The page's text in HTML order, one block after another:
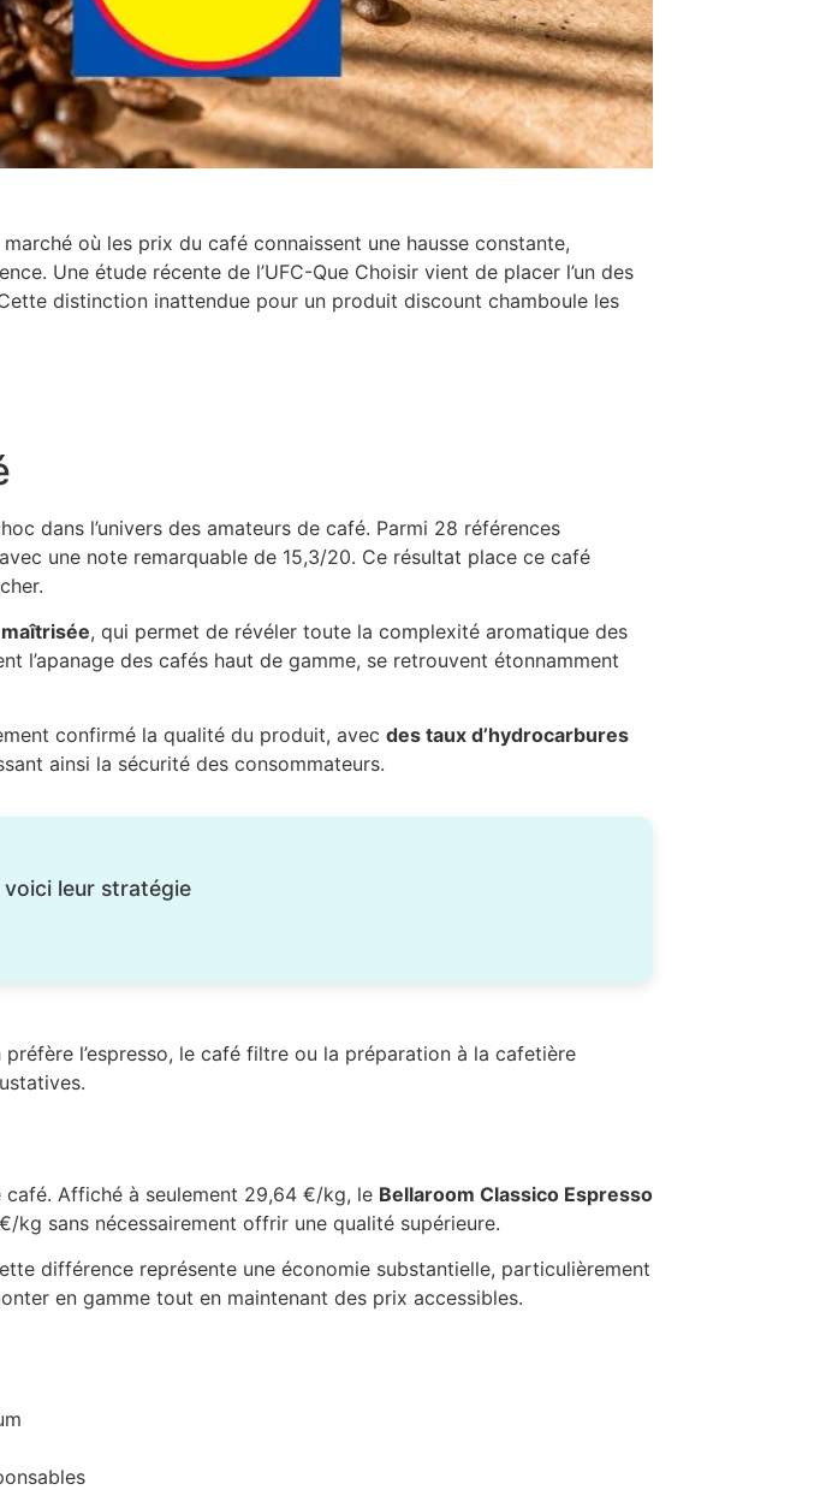
où les prix du café connaissent une hausse constante,
Une étude récente de l’UFC-Que Choisir vient de placer l’un des
distinction inattendue pour un produit discount chamboule les
dans l’univers des amateurs de café. Parmi 28 références
une note remarquable de 15,3/20. Ce résultat place ce café
, qui permet de révéler toute la complexité aromatique des
l’apanage des cafés haut de gamme, se retrouvent étonnamment
confirmé la qualité du produit, avec des taux d’hydrocarbures
ainsi la sécurité des consommateurs.
leur stratégie
l’espresso, le café filtre ou la préparation à la cafetière
Affiché à seulement 29,64 €/kg, le Bellaroom Classico Espresso
sans nécessairement offrir une qualité supérieure.
différence représente une économie substantielle, particulièrement
en gamme tout en maintenant des prix accessibles.